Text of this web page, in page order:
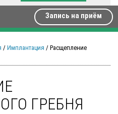
Запись на приём
/ Имплантация / Расщепление
ГРЕБНЯ